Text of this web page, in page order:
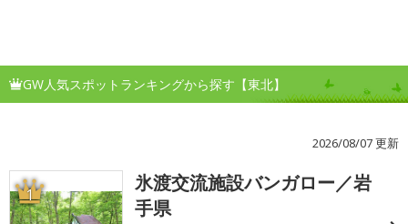
GW人気スポットランキングから探す【東北】
2026/08/07 更新
1
氷渡交流施設バンガロー／岩
手県